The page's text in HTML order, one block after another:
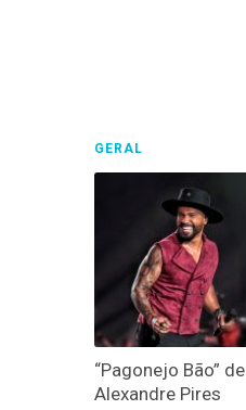
GERAL
“Pagonejo Bão” de
Alexandre Pires